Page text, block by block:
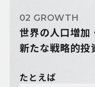
02 GROWTH
世界の人口増加
新たな戦略的投
たとえば